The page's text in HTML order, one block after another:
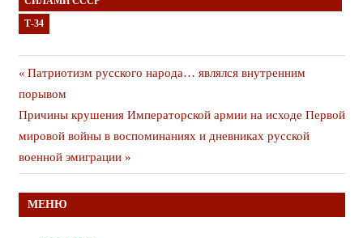
Т-34
Навигация
по
записям
Предыдущая
публикация
Патриотизм русского народа… являлся внутренним
порывом
Следующая
публикация
Причины крушения Императорской армии на исходе Первой
мировой войны в воспоминаниях и дневниках русской
военной эмиграции
МЕНЮ